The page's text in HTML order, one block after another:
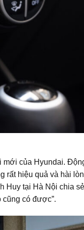
mới của Hyundai.
rất hiệu quả và hài
tại Hà Nội chia
cũng có được”.